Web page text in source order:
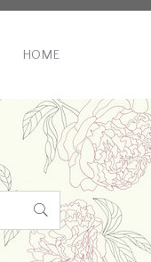
HOME
